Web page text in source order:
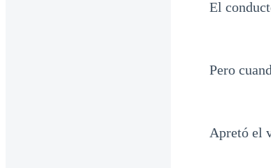
El
Pero
Apretó el